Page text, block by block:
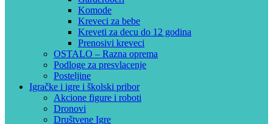
Komode
Kreveci za bebe
Kreveti za decu do 12 godina
Prenosivi kreveci
OSTALO – Razna oprema
Podloge za presvlacenje
Posteljine
Igračke i igre i školski pribor
Akcione figure i roboti
Dronovi
Društvene Igre